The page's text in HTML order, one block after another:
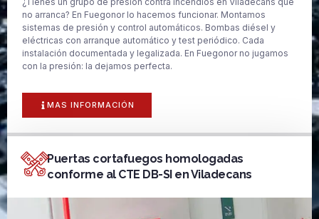
no arranca? En Fuegonor lo hacemos funcionar. Montamos
sistemas de presión y control automáticos. Bombas diésel y
eléctricas con arranque automático y test periódico. Cada
instalación documentada y legalizada. En Fuegonor no jugamos
con la presión: la dejamos perfecta.
MAS INFORMACIÓN
Puertas cortafuegos homologadas
conforme al CTE DB-SI en Viladecans